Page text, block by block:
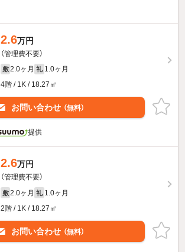
2.6万円
（管理費不要）
敷 2.0ヶ月 礼 1.0ヶ月
4階 / 1K / 18.27㎡
お問い合わせ （無料）
提供
2.6万円
（管理費不要）
敷 2.0ヶ月 礼 1.0ヶ月
2階 / 1K / 18.27㎡
お問い合わせ （無料）